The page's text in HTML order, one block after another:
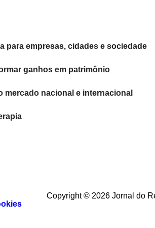
para empresas, cidades e sociedade
ganhos em patrimônio
mercado nacional e internacional
Copyright © 2026 Jornal do